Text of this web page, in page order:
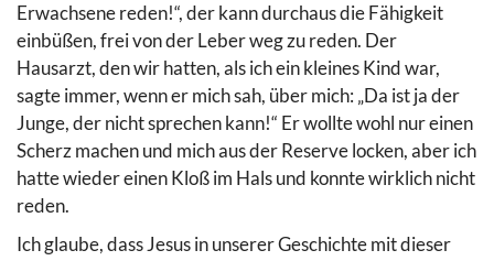
Erwachsene reden!“, der kann durchaus die Fähigkeit
einbüßen, frei von der Leber weg zu reden. Der
Hausarzt, den wir hatten, als ich ein kleines Kind war,
sagte immer, wenn er mich sah, über mich: „Da ist ja der
Junge, der nicht sprechen kann!“ Er wollte wohl nur einen
Scherz machen und mich aus der Reserve locken, aber ich
hatte wieder einen Kloß im Hals und konnte wirklich nicht
reden.
Ich glaube, dass Jesus in unserer Geschichte mit dieser